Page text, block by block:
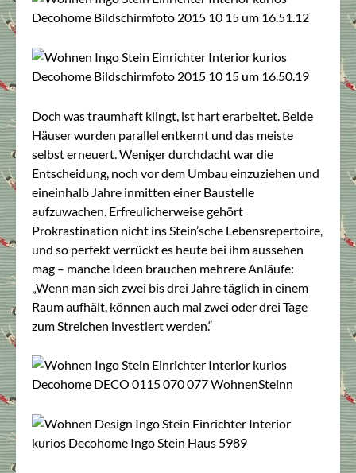
Doch was traumhaft klingt, ist hart erarbeitet. Beide
Häuser wurden parallel entkernt und das meiste
selbst erneuert. Weniger durchdacht war die
Entscheidung, noch vor dem Umbau einzuziehen und
eineinhalb Jahre inmitten einer Baustelle
aufzuwachen. Erfreulicherweise gehört
Prokrastination nicht ins Stein’sche Lebensrepertoire,
und so perfekt verrückt es heute bei ihm aussehen
mag – manche Ideen brauchen mehrere Anläufe:
„Wenn man sich zwei bis drei Jahre täglich in einem
Raum aufhält, können auch mal zwei oder drei Tage
zum Streichen investiert werden.“